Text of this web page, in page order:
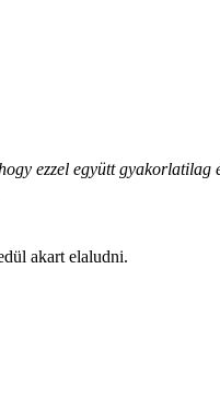
ezzel együtt gyakorlatilag
akart elaludni.